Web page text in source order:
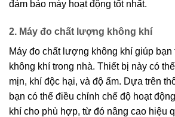
đảm bảo máy hoạt động tốt nhất.
2. Máy đo chất lượng không khí
Máy đo chất lượng không khí giúp bạn
không khí trong nhà. Thiết bị này có
mịn, khí độc hại, và độ ẩm. Dựa trên
bạn có thể điều chỉnh chế độ hoạt
khí cho phù hợp, từ đó nâng cao hiệu